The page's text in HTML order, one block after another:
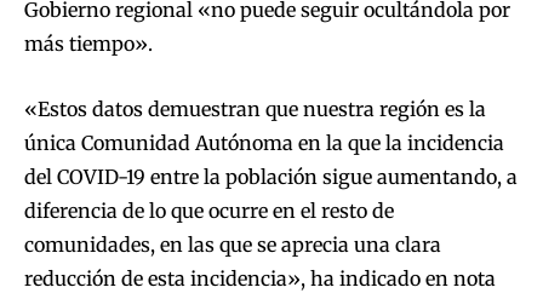
Gobierno regional «no puede seguir ocultándola por
más tiempo».
«Estos datos demuestran que nuestra región es la
única Comunidad Autónoma en la que la incidencia
del COVID-19 entre la población sigue aumentando, a
diferencia de lo que ocurre en el resto de
comunidades, en las que se aprecia una clara
reducción de esta incidencia», ha indicado en nota